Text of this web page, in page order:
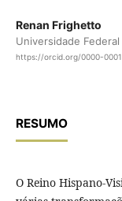
Renan Frighetto
Universidade Federal
https://orcid.org/0000-
RESUMO
O Reino Hispano-